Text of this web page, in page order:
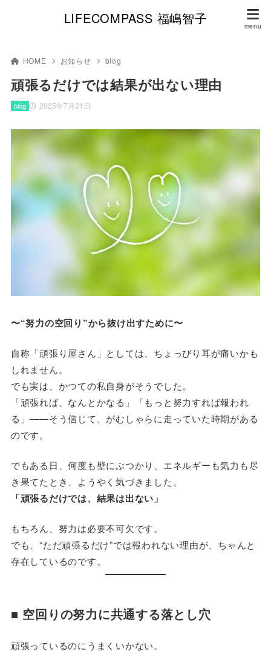
LIFECOMPASS 福嶋智子
HOME お知らせ blog
頑張るだけでは結果が出ない理由
2025年7月21日
blog
〜“努力の空回り”から抜け出すために〜
自称「頑張り屋さん」としては、ちょっぴり耳が痛いかも
しれません。
でも実は、かつての私自身がそうでした。
「頑張れば、なんとかなる」「もっと努力すれば報われ
る」――そう信じて、がむしゃらに走っていた時期がある
のです。
でもある日、何度も壁にぶつかり、エネルギーも気力も尽
き果てたとき、ようやく気づきました。
「頑張るだけでは、結果は出ない」
もちろん、努力は必要不可欠です。
でも、“ただ頑張るだけ”では報われない理由が、ちゃんと
存在しているのです。
■ 空回りの努力に共通する落とし穴
頑張っているのにうまくいかない。